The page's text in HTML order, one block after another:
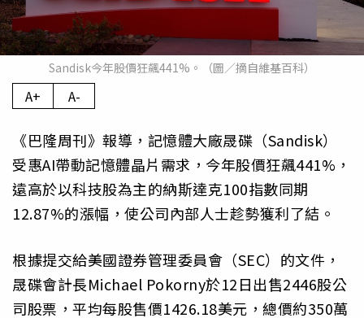
Sandisk今年股價狂飆441%。（圖／摘自維基百科）
A+ A-
《巴隆周刊》報導，記憶體大廠晟碟（Sandisk）
受惠AI帶動記憶體晶片需求，今年股價狂飆441%，
遠高於以科技股為主的納斯達克100指數同期
12.87%的漲幅，使公司內部人士趁勢獲利了結。
根據提交給美國證券管理委員會（SEC）的文件，
晟碟會計長Michael Pokorny於12日出售2446股公
司股票，平均每股售價1426.18美元，總價約350萬